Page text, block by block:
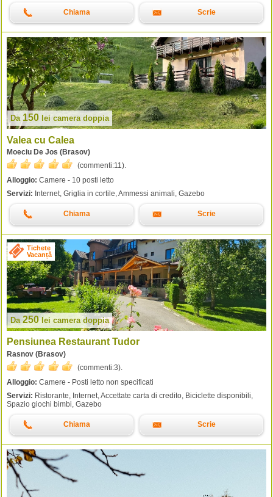
Chiama Scrie
Da 150 lei camera doppia
Valea cu Calea
Moeciu De Jos (Brasov)
(commenti:11).
Alloggio: Camere - 10 posti letto
Servizi: Internet, Griglia in cortile, Ammessi animali, Gazebo
Chiama Scrie
Tichete
Vacanță
Da 250lei camera doppia
Pensiunea Restaurant Tudor
Rasnov (Brasov)
(commenti:3).
Alloggio: Camere - Posti letto non specificati
Servizi: Ristorante, Internet, Accettate carta di credito, Biciclette disponibili,
Spazio giochi bimbi, Gazebo
Chiama Scrie